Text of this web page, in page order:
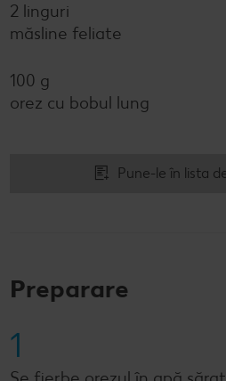
2 linguri
măsline feliate
100 g
orez cu bobul lung
Pune-le în lista
Preparare
1